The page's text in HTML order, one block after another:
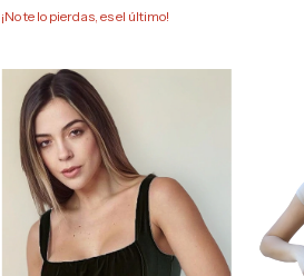
¡No te lo pierdas, es el último!